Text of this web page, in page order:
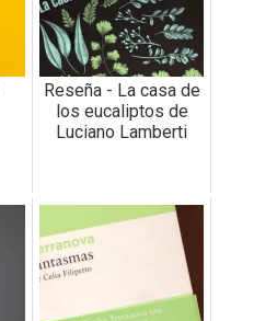
Reseña - La casa de
los eucaliptos de
Luciano Lamberti